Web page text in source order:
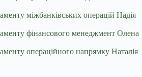
міжбанківських операцій Надія
фінансового менеджмент Олена
операційного напрямку Наталія